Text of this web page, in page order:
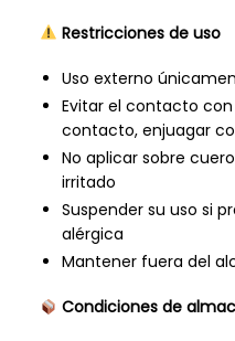
Restricciones de uso
Uso externo
Evitar el contacto
contacto, enjuagar
No aplicar sobre
irritado
Suspender su uso si
alérgica
Mantener fuera del
Condiciones de